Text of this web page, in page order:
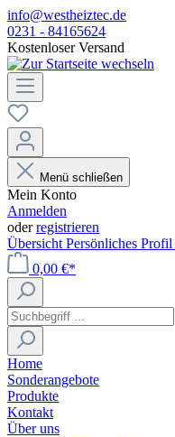
info@westheiztec.de
0231 - 84165624
Kostenloser Versand
Menü schließen
Mein Konto
Anmelden
oderregistrieren
Übersicht Persönliches Profil
0,00 €*
Home
Sonderangebote
Produkte
Kontakt
Über uns